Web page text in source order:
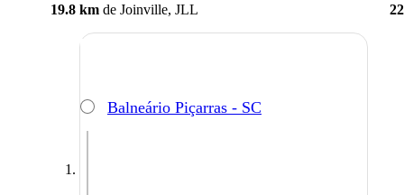
19.8 km de Joinville, JLL
Balneário Piçarras - SC